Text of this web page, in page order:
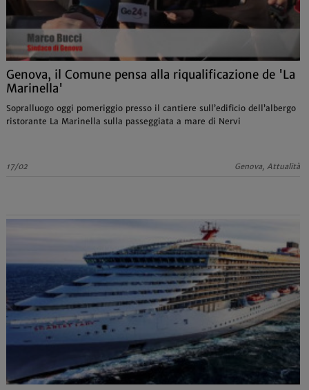
Genova, il Comune pensa alla riqualificazione de 'La
Marinella'
Sopralluogo oggi pomeriggio presso il cantiere sull’edificio dell’albergo
ristorante La Marinella sulla passeggiata a mare di Nervi
17/02 Genova, Attualità